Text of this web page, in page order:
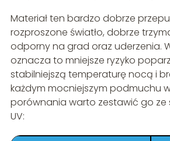
Materiał ten bardzo dobrze
rozproszone światło, dobrze
odporny na grad oraz uderzenia.
oznacza to mniejsze ryzyko
stabilniejszą temperaturę nocą i
każdym mocniejszym podmuchu
porównania warto zestawić go ze
UV: